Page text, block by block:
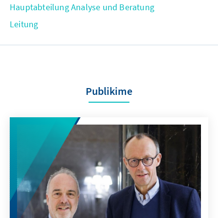
Hauptabteilung Analyse und Beratung
Leitung
Publikime